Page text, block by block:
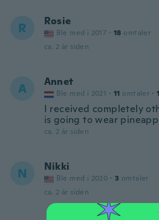
R Rosie
Ble med i 2017 · 18 omtaler
ca. 2 år siden
A Annet
Ble med i 2021 · 11 omtaler ·
I received completely
is going to wear
ca. 2 år siden
N Nikki
Ble med i 2020 · 3 omtaler
ca. 2 år siden